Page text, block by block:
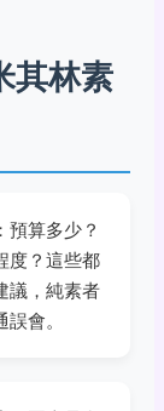
其林素
預算多少？
度？這些都
議，純素者
會。